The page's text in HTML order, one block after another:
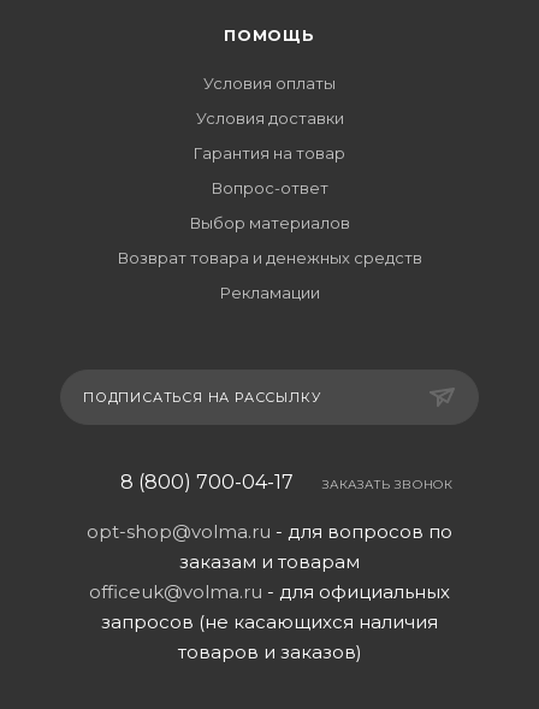
ПОМОЩЬ
Условия оплаты
Условия доставки
Гарантия на товар
Вопрос-ответ
Выбор материалов
Возврат товара и денежных средств
Рекламации
ПОДПИСАТЬСЯ НА РАССЫЛКУ
8 (800) 700-04-17 ЗАКАЗАТЬ ЗВОНОК
opt-shop@volma.ru - для вопросов по
заказам и товарам
officeuk@volma.ru - для официальных
запросов (не касающихся наличия
товаров и заказов)